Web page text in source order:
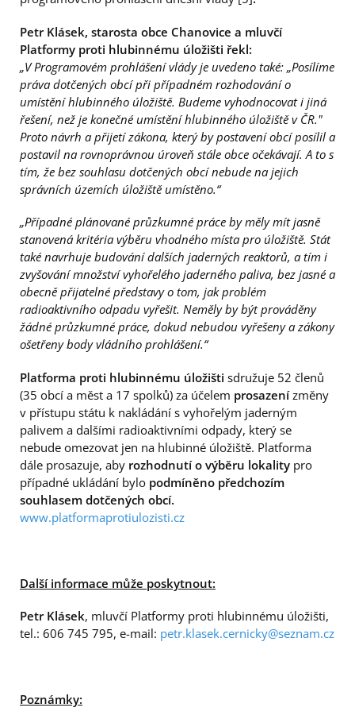
Petr Klásek, starosta obce Chanovice a mluvčí
Platformy proti hlubinnému úložišti řekl:
„V Programovém prohlášení vlády je uvedeno také: „Posílíme
práva dotčených obcí při případném rozhodování o
umístění hlubinného úložiště. Budeme vyhodnocovat i jiná
řešení, než je konečné umístění hlubinného úložiště v ČR."
Proto návrh a přijetí zákona, který by postavení obcí posílil a
postavil na rovnoprávnou úroveň stále obce očekávají. A to s
tím, že bez souhlasu dotčených obcí nebude na jejich
správních územích úložiště umístěno.“
„Případné plánované průzkumné práce by měly mít jasně
stanovená kritéria výběru vhodného místa pro úložiště. Stát
také navrhuje budování dalších jaderných reaktorů, a tím i
zvyšování množství vyhořelého jaderného paliva, bez jasné a
obecně přijatelné představy o tom, jak problém
radioaktivního odpadu vyřešit. Neměly by být prováděny
žádné průzkumné práce, dokud nebudou vyřešeny a zákony
ošetřeny body vládního prohlášení.“
Platforma proti hlubinnému úložišti sdružuje 52 členů
(35 obcí a měst a 17 spolků) za účelem prosazení změny
v přístupu státu k nakládání s vyhořelým jaderným
palivem a dalšími radioaktivními odpady, který se
nebude omezovat jen na hlubinné úložiště. Platforma
dále prosazuje, aby rozhodnutí o výběru lokality pro
případné ukládání bylo podmíněno předchozím
souhlasem dotčených obcí.
www.platformaprotiulozisti.cz
Další informace může poskytnout:
Petr Klásek, mluvčí Platformy proti hlubinnému úložišti,
tel.: 606 745 795, e-mail: petr.klasek.cernicky@seznam.cz
Poznámky: